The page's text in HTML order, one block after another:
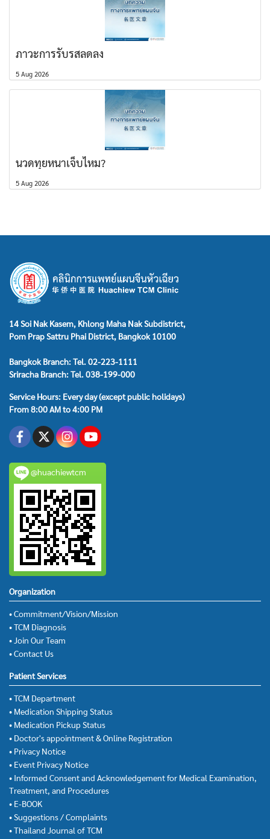
ภาวะการรับรสลดลง
5 Aug 2026
นวดทุยหนาเจ็บไหม?
5 Aug 2026
14 Soi Nak Kasem, Khlong Maha Nak Subdistrict,
Pom Prap Sattru Phai District, Bangkok 10100
Bangkok Branch: Tel. 02-223-1111
Sriracha Branch: Tel. 038-199-000
Service Hours: Every day (except public holidays)
From 8:00 AM to 4:00 PM
@huachiewtcm
Organization
• Commitment/Vision/Mission
• TCM Diagnosis
• Join Our Team
• Contact Us
Patient Services
• TCM Department
• Medication Shipping Status
• Medication Pickup Status
• Doctor's appointment & Online Registration
• Privacy Notice
• Event Privacy Notice
• Informed Consent and Acknowledgement for Medical Examination,
Treatment, and Procedures
• E-BOOK
• Suggestions / Complaints
• Thailand Journal of TCM